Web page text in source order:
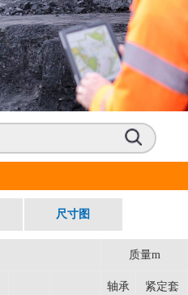
尺寸图
质量m
轴承 紧定套